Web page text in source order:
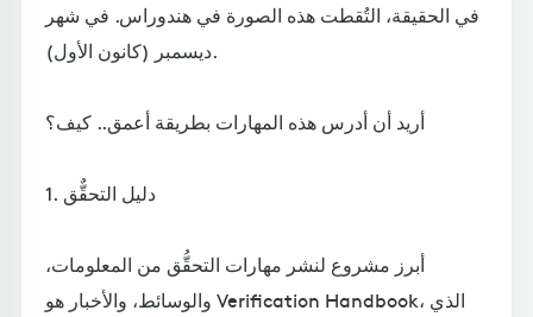
في الحقيقة، التُقطت هذه الصورة في هندوراس. في شهر
ديسمبر (كانون الأول).
أريد أن أدرس هذه المهارات بطريقة أعمق.. كيف؟
1. دليل التحقٌّق
أبرز مشروع لنشر مهارات التحقُّق من المعلومات،
والوسائط، والأخبار هو Verification Handbook، الذي